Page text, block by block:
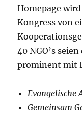
Homepage
Kongress von
40 NGO’s
prominent mit
Evangelische
Gemeinsam